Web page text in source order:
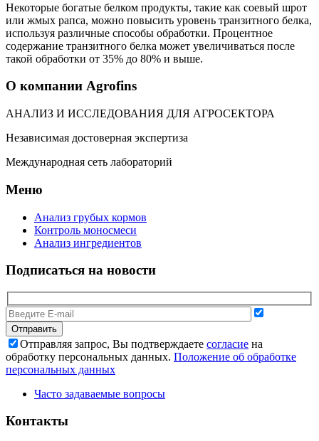
Некоторые богатые белком продукты, такие как соевый шрот
или жмых рапса, можно повысить уровень транзитного белка,
используя различные способы обработки. Процентное
содержание транзитного белка может увеличиваться после
такой обработки от 35% до 80% и выше.
О компании Agrofins
АНАЛИЗ И ИССЛЕДОВАНИЯ ДЛЯ АГРОСЕКТОРА
Независимая достоверная экспертиза
Международная сеть лабораторий
Меню
Анализ грубых кормов
Контроль моносмеси
Анализ ингредиентов
Подписаться на новости
Отправляя запрос, Вы подтверждаете согласие на
обработку персональных данных. Положение об обработке
персональных данных
Часто задаваемые вопросы
Контакты